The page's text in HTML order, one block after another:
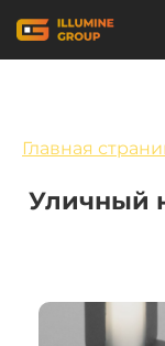
Главная
Уличный